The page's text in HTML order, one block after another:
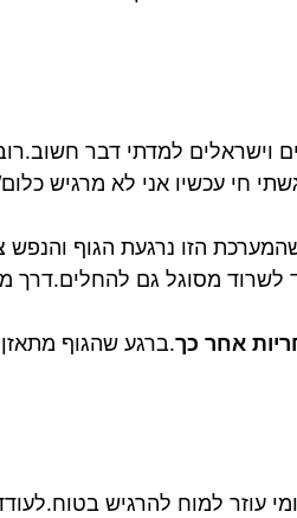
וישראלים למדתי דבר
חי עכשיו אני לא מרגיש כלום
הזו נרגעת הגוף והנפש
מסוגל גם להחלים.דרך
אחר כך.ברגע שהגוף
עוזר למוח להרגיש